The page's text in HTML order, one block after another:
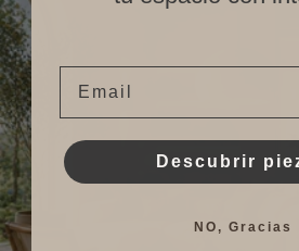
Descubrir
NO, Gracias